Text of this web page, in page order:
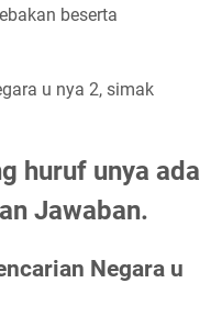
beserta
u nya 2, simak
huruf unya ada
Jawaban.
Negara u